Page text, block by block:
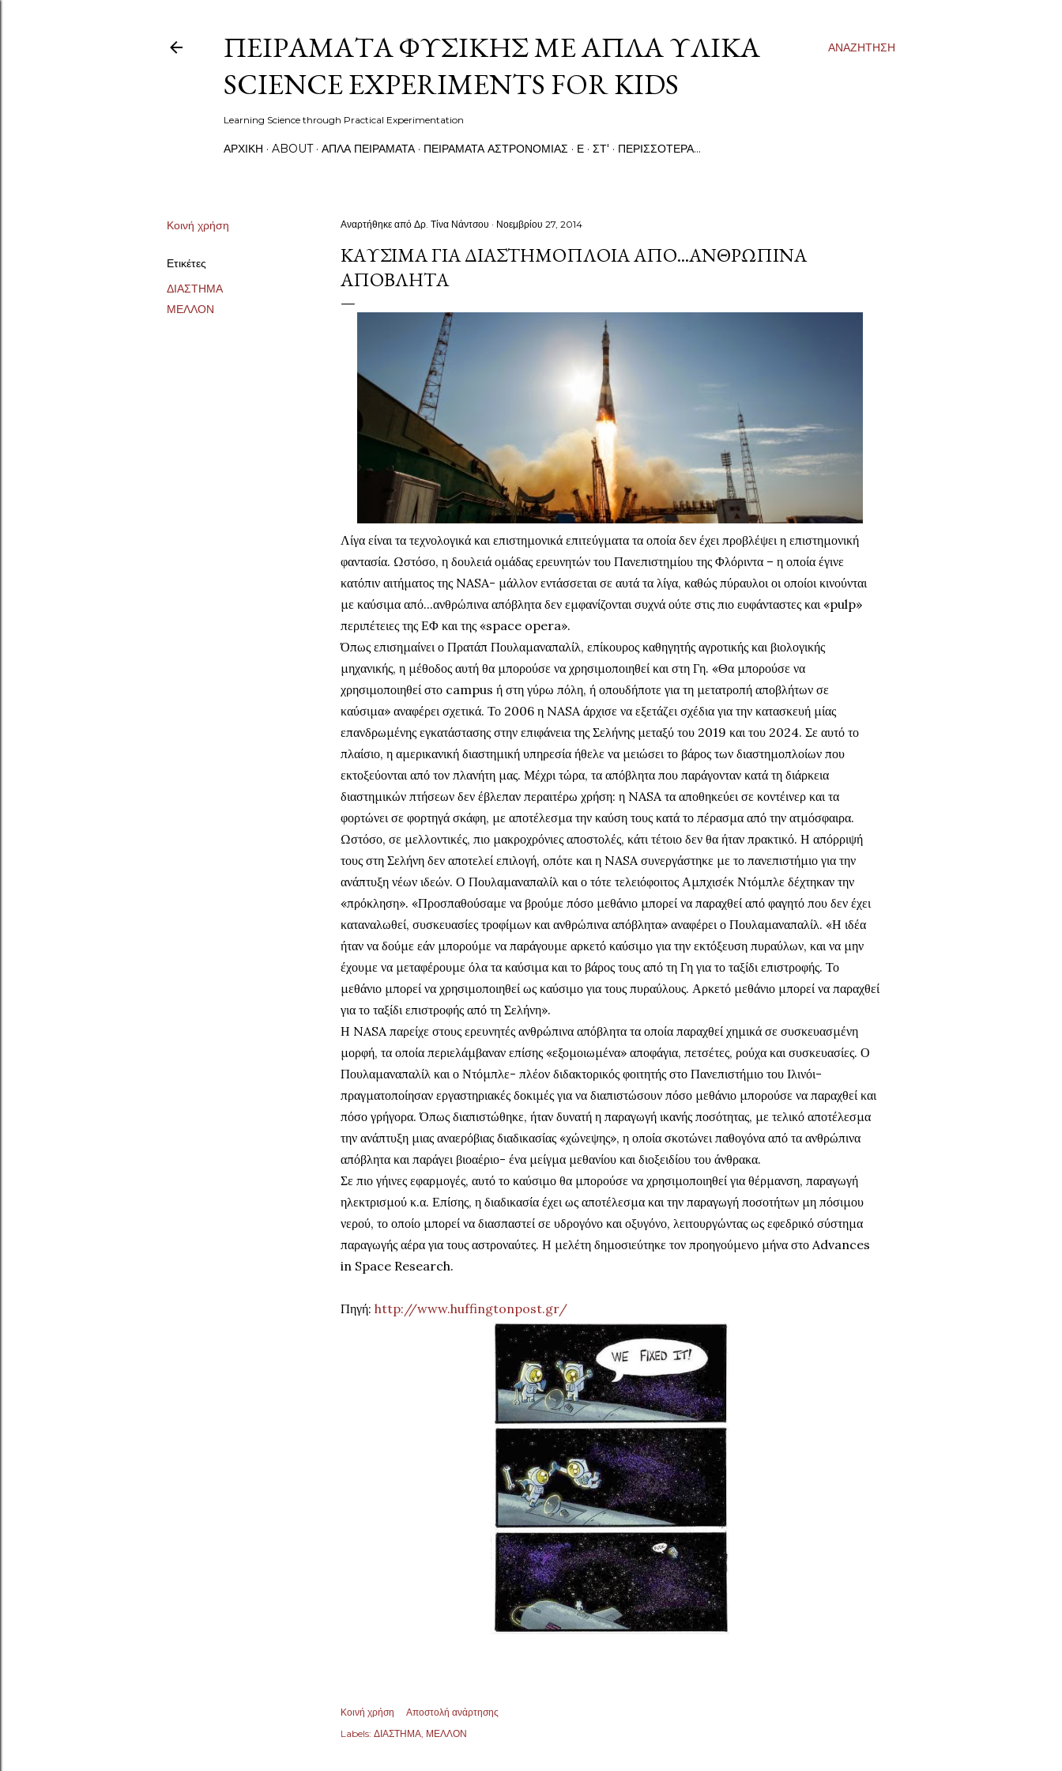
ΑΝΑΖΉΤΗΣΗ
ΠΕΙΡΆΜΑΤΑ ΦΥΣΙΚΉΣ ΜΕ ΑΠΛΆ ΥΛΙΚΆ
SCIENCE EXPERIMENTS FOR KIDS
Learning Science through Practical Experimentation
ΑΡΧΙΚΉ ABOUT ΑΠΛΆ ΠΕΙΡΆΜΑΤΑ ΠΕΙΡΆΜΑΤΑ ΑΣΤΡΟΝΟΜΊΑΣ Ε ΣΤ' ΠΕΡΙΣΣΌΤΕΡΑ…
Κοινή χρήση
Ετικέτες
ΔΙΑΣΤΗΜΑ
ΜΕΛΛΟΝ
Αναρτήθηκε από Δρ. Τίνα Νάντσου Νοεμβρίου 27, 2014
ΚΑΎΣΙΜΑ ΓΙΑ ΔΙΑΣΤΗΜΌΠΛΟΙΑ ΑΠΌ...ΑΝΘΡΏΠΙΝΑ
ΑΠΌΒΛΗΤΑ
Λίγα είναι τα τεχνολογικά και επιστημονικά επιτεύγματα τα οποία δεν έχει προβλέψει η επιστημονική
φαντασία. Ωστόσο, η δουλειά ομάδας ερευνητών του Πανεπιστημίου της Φλόριντα – η οποία έγινε
κατόπιν αιτήματος της NASA- μάλλον εντάσσεται σε αυτά τα λίγα, καθώς πύραυλοι οι οποίοι κινούνται
με καύσιμα από...ανθρώπινα απόβλητα δεν εμφανίζονται συχνά ούτε στις πιο ευφάνταστες και «pulp»
περιπέτειες της ΕΦ και της «space opera».
Όπως επισημαίνει ο Πρατάπ Πουλαμαναπαλίλ, επίκουρος καθηγητής αγροτικής και βιολογικής
μηχανικής, η μέθοδος αυτή θα μπορούσε να χρησιμοποιηθεί και στη Γη. «Θα μπορούσε να
χρησιμοποιηθεί στο campus ή στη γύρω πόλη, ή οπουδήποτε για τη μετατροπή αποβλήτων σε
καύσιμα» αναφέρει σχετικά. Το 2006 η NASA άρχισε να εξετάζει σχέδια για την κατασκευή μίας
επανδρωμένης εγκατάστασης στην επιφάνεια της Σελήνης μεταξύ του 2019 και του 2024. Σε αυτό το
πλαίσιο, η αμερικανική διαστημική υπηρεσία ήθελε να μειώσει το βάρος των διαστημοπλοίων που
εκτοξεύονται από τον πλανήτη μας. Μέχρι τώρα, τα απόβλητα που παράγονταν κατά τη διάρκεια
διαστημικών πτήσεων δεν έβλεπαν περαιτέρω χρήση: η NASA τα αποθηκεύει σε κοντέινερ και τα
φορτώνει σε φορτηγά σκάφη, με αποτέλεσμα την καύση τους κατά το πέρασμα από την ατμόσφαιρα.
Ωστόσο, σε μελλοντικές, πιο μακροχρόνιες αποστολές, κάτι τέτοιο δεν θα ήταν πρακτικό. Η απόρριψή
τους στη Σελήνη δεν αποτελεί επιλογή, οπότε και η NASA συνεργάστηκε με το πανεπιστήμιο για την
ανάπτυξη νέων ιδεών. Ο Πουλαμαναπαλίλ και ο τότε τελειόφοιτος Αμπχισέκ Ντόμπλε δέχτηκαν την
«πρόκληση». «Προσπαθούσαμε να βρούμε πόσο μεθάνιο μπορεί να παραχθεί από φαγητό που δεν έχει
καταναλωθεί, συσκευασίες τροφίμων και ανθρώπινα απόβλητα» αναφέρει ο Πουλαμαναπαλίλ. «Η ιδέα
ήταν να δούμε εάν μπορούμε να παράγουμε αρκετό καύσιμο για την εκτόξευση πυραύλων, και να μην
έχουμε να μεταφέρουμε όλα τα καύσιμα και το βάρος τους από τη Γη για το ταξίδι επιστροφής. Το
μεθάνιο μπορεί να χρησιμοποιηθεί ως καύσιμο για τους πυραύλους. Αρκετό μεθάνιο μπορεί να παραχθεί
για το ταξίδι επιστροφής από τη Σελήνη».
Η NASA παρείχε στους ερευνητές ανθρώπινα απόβλητα τα οποία παραχθεί χημικά σε συσκευασμένη
μορφή, τα οποία περιελάμβαναν επίσης «εξομοιωμένα» αποφάγια, πετσέτες, ρούχα και συσκευασίες. Ο
Πουλαμαναπαλίλ και ο Ντόμπλε- πλέον διδακτορικός φοιτητής στο Πανεπιστήμιο του Ιλινόι-
πραγματοποίησαν εργαστηριακές δοκιμές για να διαπιστώσουν πόσο μεθάνιο μπορούσε να παραχθεί και
πόσο γρήγορα. Όπως διαπιστώθηκε, ήταν δυνατή η παραγωγή ικανής ποσότητας, με τελικό αποτέλεσμα
την ανάπτυξη μιας αναερόβιας διαδικασίας «χώνεψης», η οποία σκοτώνει παθογόνα από τα ανθρώπινα
απόβλητα και παράγει βιοαέριο- ένα μείγμα μεθανίου και διοξειδίου του άνθρακα.
Σε πιο γήινες εφαρμογές, αυτό το καύσιμο θα μπορούσε να χρησιμοποιηθεί για θέρμανση, παραγωγή
ηλεκτρισμού κ.α. Επίσης, η διαδικασία έχει ως αποτέλεσμα και την παραγωγή ποσοτήτων μη πόσιμου
νερού, το οποίο μπορεί να διασπαστεί σε υδρογόνο και οξυγόνο, λειτουργώντας ως εφεδρικό σύστημα
παραγωγής αέρα για τους αστροναύτες. Η μελέτη δημοσιεύτηκε τον προηγούμενο μήνα στο Advances
in Space Research.
Πηγή: http://www.huffingtonpost.gr/
Κοινή χρήση
Αποστολή ανάρτησης
Labels: ΔΙΑΣΤΗΜΑ ΜΕΛΛΟΝ